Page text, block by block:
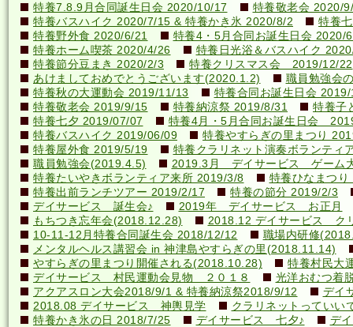
特養7.8.9月合同誕生日会 2020/10/17
特養敬老会 2020/
特養バスハイク 2020/7/15 & 特養かき氷 2020/8/2
特養
特養野外食 2020/6/21
特養4・5月合同お誕生日会 2020/
特養ホーム喫茶 2020/4/26
特養日光浴＆バスハイク
特養節分豆まき 2020/2/3
特養クリスマス会 2019/12/22
あけましておめでとうございます(2020.1.2)
職員勉強会
特養秋の大運動会 2019/11/13
特養合同お誕生日会
特養敬老会 2019/9/15
特養納涼祭 2019/8/31
特養子
特養七夕 2019/07/07
特養4月・5月合同お誕生日会
特養バスハイク 2019/06/09
特養やすらぎの里まつり
特養屋外食 2019/5/19
特養クラリネット演奏ボランティ
職員勉強会(2019.4.5)
2019.3月 デイサービス ゲーム
特養たいやきボランティア来所 2019/3/8
特養ひなまつ
特養出前ランチツアー 2019/2/17
特養の節分 2019/2/3
デイサービス 誕生会♪
2019年 デイサービス お正月
もちつき忘年会(2018.12.28)
2018.12 デイサービス ク
10-11-12月特養合同誕生会 2018/12/12
職場内研修
メンタルヘルス講習会 in 神津島やすらぎの里(2018.11.14)
やすらぎの里まつり開催される(2018.10.28)
特養村民大
デイサービス 村民運動会見物 ２０１８
光洋おむつ着
アクアスロン大会2018/9/1 & 特養納涼祭2018/9/12
デイ
2018.08 デイサービス 神輿見学
クラリネットってい
特養かき氷の日 2018/7/25
デイサービス 七夕♪
デ